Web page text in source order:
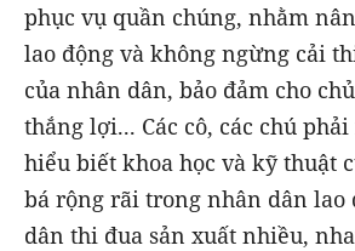
phục vụ quần chúng, nhằm
lao động và không ngừng cải
của nhân dân, bảo đảm cho
thắng lợi... Các cô, các chú
hiểu biết khoa học và kỹ thuật
bá rộng rãi trong nhân dân lao
dân thi đua sản xuất nhiều,